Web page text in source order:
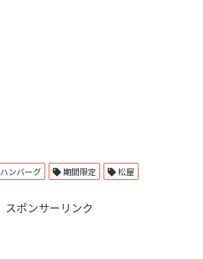
ハンバーグ 期間限定 松屋
スポンサーリンク